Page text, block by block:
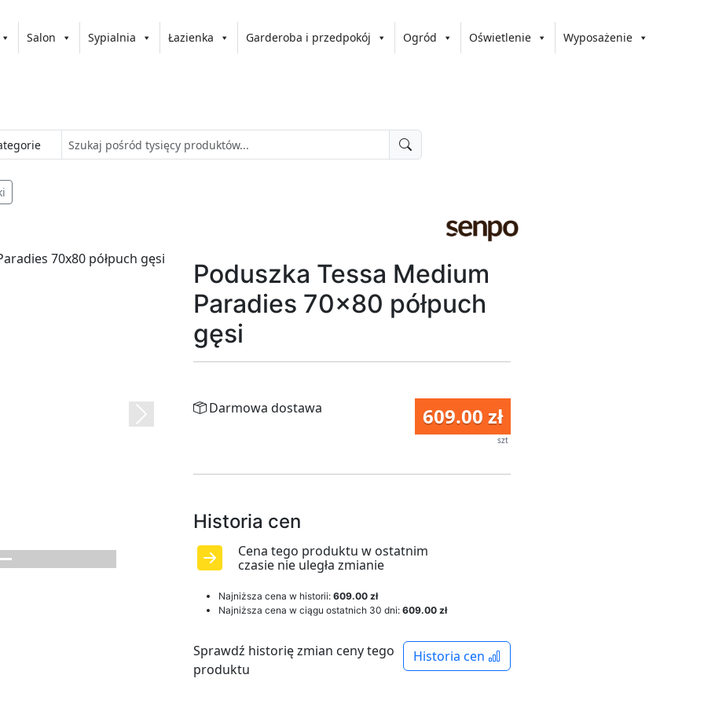
Salon Sypialnia Łazienka Garderoba i przedpokój Ogród Oświetlenie Wyposażenie
Next
Poduszka Tessa Medium
Paradies 70x80 półpuch
gęsi
609.00 zł
szt
Darmowa dostawa
Historia cen
Cena tego produktu w ostatnim
czasie nie uległa zmianie
Najniższa cena w historii: 609.00 zł
Najniższa cena w ciągu ostatnich 30 dni: 609.00 zł
Historia cen
Sprawdź historię zmian ceny tego
produktu